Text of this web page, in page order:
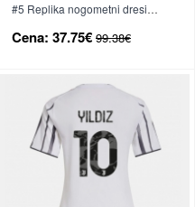
#5 Replika nogometni dresi
Cena: 37.75€ 99.38€